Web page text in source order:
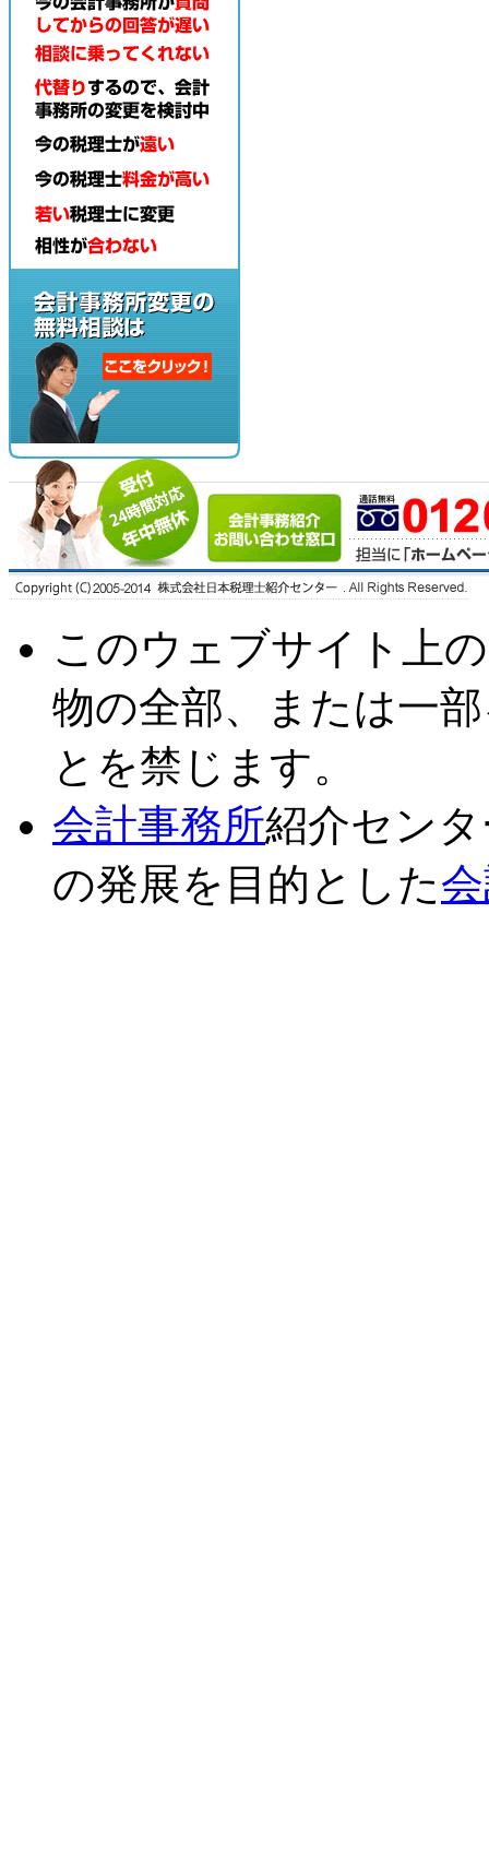
このウェブサイト上
物の全部、または一
とを禁じます。
会計事務所紹介セン
の発展を目的とした